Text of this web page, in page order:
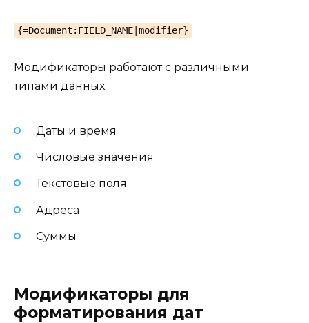
{=Document:FIELD_NAME|modifier}
Модификаторы работают с различными
типами данных:
Даты и время
Числовые значения
Текстовые поля
Адреса
Суммы
Модификаторы для
форматирования дат